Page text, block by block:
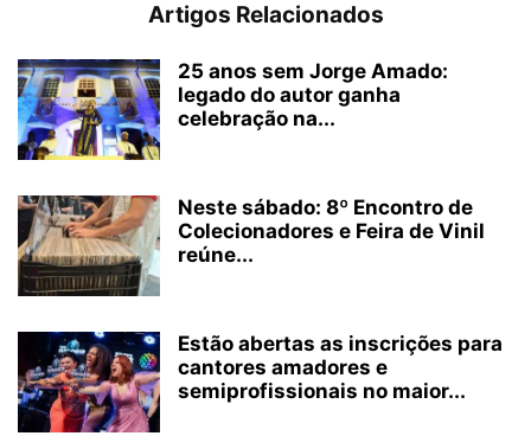
Artigos Relacionados
25 anos sem Jorge Amado:
legado do autor ganha
celebração na...
Neste sábado: 8º Encontro de
Colecionadores e Feira de Vinil
reúne...
Estão abertas as inscrições para
cantores amadores e
semiprofissionais no maior...